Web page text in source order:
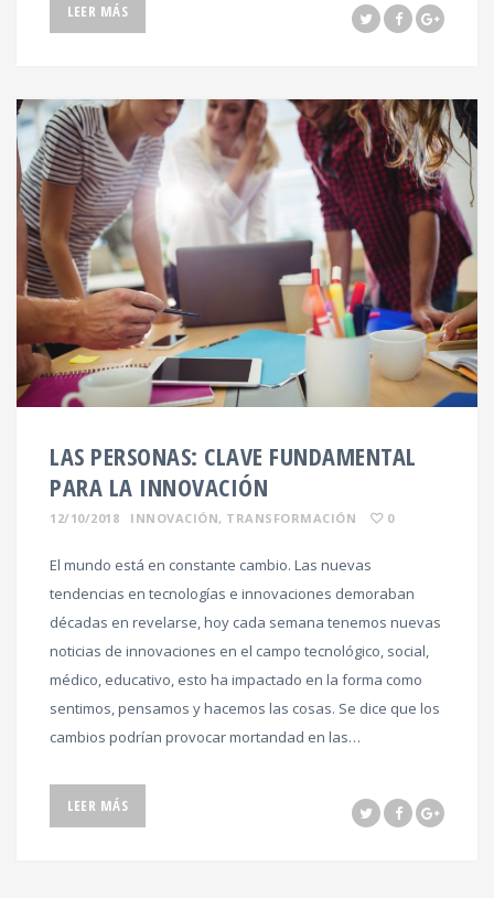
LEER MÁS
LAS PERSONAS: CLAVE FUNDAMENTAL
PARA LA INNOVACIÓN
12/10/2018 INNOVACIÓN, TRANSFORMACIÓN 0
El mundo está en constante cambio. Las nuevas
tendencias en tecnologías e innovaciones demoraban
décadas en revelarse, hoy cada semana tenemos nuevas
noticias de innovaciones en el campo tecnológico, social,
médico, educativo, esto ha impactado en la forma como
sentimos, pensamos y hacemos las cosas. Se dice que los
cambios podrían provocar mortandad en las…
LEER MÁS